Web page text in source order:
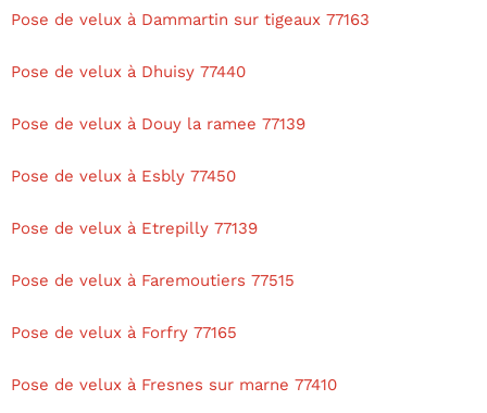
Pose de velux à Dammartin sur tigeaux 77163
Pose de velux à Dhuisy 77440
Pose de velux à Douy la ramee 77139
Pose de velux à Esbly 77450
Pose de velux à Etrepilly 77139
Pose de velux à Faremoutiers 77515
Pose de velux à Forfry 77165
Pose de velux à Fresnes sur marne 77410